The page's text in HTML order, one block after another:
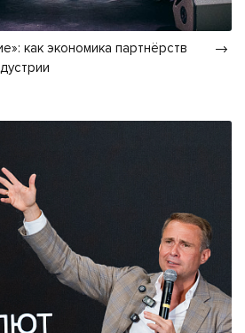
как экономика партнёрств